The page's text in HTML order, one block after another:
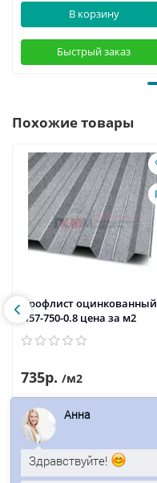
В корзину
Быстрый заказ
Похожие товары
Профлист оцинкованный
H57-750-0.8 цена за м2
735р. /м2
В корзину
Быстрый заказ
Анна
Здравствуйте!